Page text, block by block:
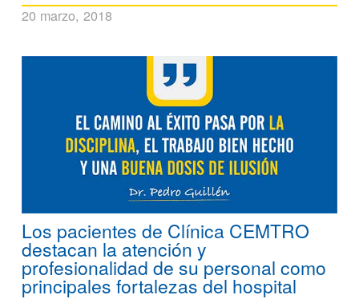
20 marzo, 2018
Los pacientes de Clínica CEMTRO
destacan la atención y
profesionalidad de su personal como
principales fortalezas del hospital